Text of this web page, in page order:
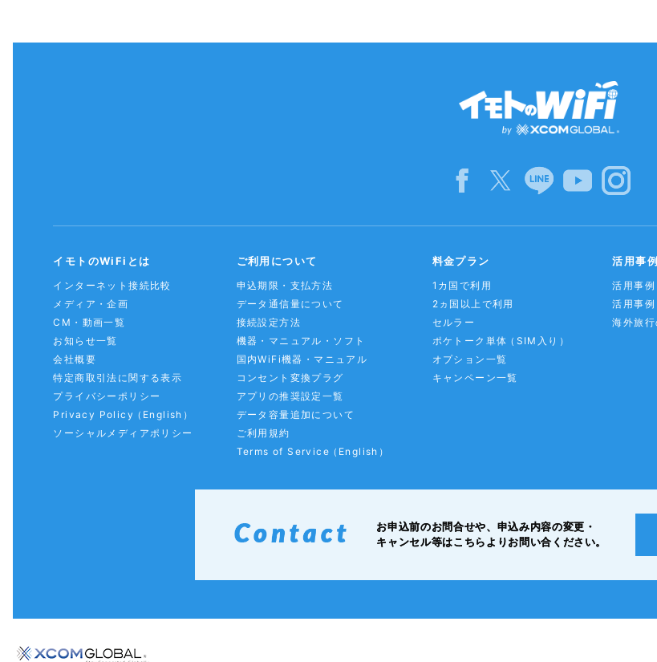
イモトのWiFiとは
インターネット接続比較
メディア・企画
CM・動画一覧
お知らせ一覧
会社概要
特定商取引法に関する表示
プライバシーポリシー
Privacy Policy（English）
ソーシャルメディアポリシー
ご利用について
申込期限・支払方法
データ通信量について
接続設定方法
機器・マニュアル・ソフト
国内WiFi機器・マニュアル
コンセント変換プラグ
アプリの推奨設定一覧
データ容量追加について
ご利用規約
Terms of Service（English）
料金プラン
1カ国で利用
2ヵ国以上で利用
セルラー
ポケトーク単体（SIM入り）
オプション一覧
キャンペーン一覧
活用事例
活用事例
活用事例
海外旅行
お申込前のお問合せや、申込み内容の変更・
キャンセル等はこちらよりお問い合ください。